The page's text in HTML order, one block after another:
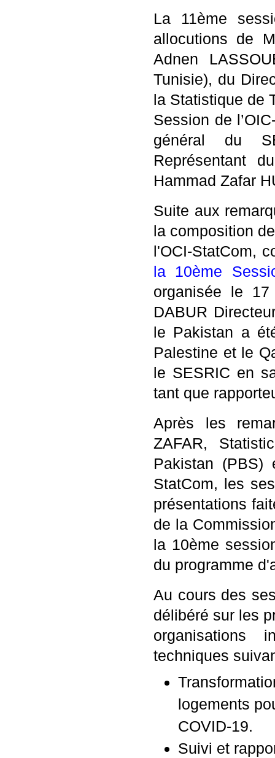
La 11ème
allocutions de
Adnen
Tunisie), du
la Statistique de
Session de
général du
Représentant
Hammad Zafar
Suite aux
la composition
l'OCI-StatCom,
la 10ème
organisée le
DABUR
le Pakistan a
Palestine et le
le SESRIC en
tant que
Après les
ZAFAR,
Pakistan (PBS)
StatCom, les
présentations
de la
la 10ème
du programme
Au cours des
délibéré sur les
organisations
techniques
logements
COVID-19.
Suivi et